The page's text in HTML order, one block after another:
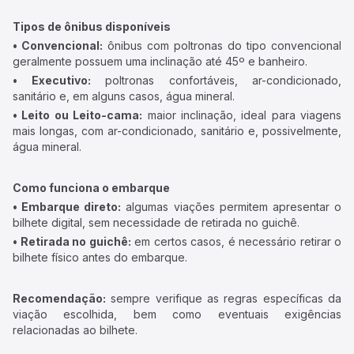
Tipos de ônibus disponíveis
• Convencional: ônibus com poltronas do tipo convencional
geralmente possuem uma inclinação até 45º e banheiro.
• Executivo: poltronas confortáveis, ar-condicionado,
sanitário e, em alguns casos, água mineral.
• Leito ou Leito-cama: maior inclinação, ideal para viagens
mais longas, com ar-condicionado, sanitário e, possivelmente,
água mineral.
Como funciona o embarque
• Embarque direto: algumas viações permitem apresentar o
bilhete digital, sem necessidade de retirada no guichê.
• Retirada no guichê: em certos casos, é necessário retirar o
bilhete físico antes do embarque.
Recomendação: sempre verifique as regras específicas da
viação escolhida, bem como eventuais exigências
relacionadas ao bilhete.